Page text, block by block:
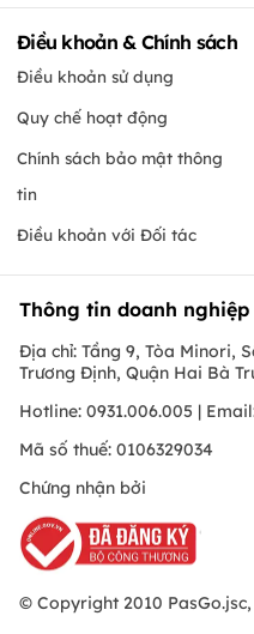
Điều khoản & Chính sách
Điều khoản sử dụng
Quy chế hoạt động
Chính sách bảo mật thông
tin
Điều khoản với Đối tác
Thông tin doanh nghiệp
Địa chỉ: Tầng 9, Tòa Minori,
Trương Định, Quận Hai Bà
Hotline: 0931.006.005 |
Mã số thuế: 0106329034
Chứng nhận bởi
© Copyright 2010